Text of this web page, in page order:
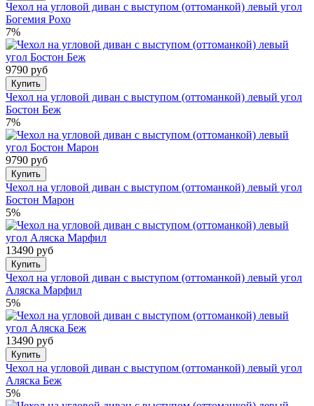
Чехол на угловой диван с выступом (оттоманкой) левый угол
Богемия Рохо
7%
9790 руб
Купить
Чехол на угловой диван с выступом (оттоманкой) левый угол
Бостон Беж
7%
9790 руб
Купить
Чехол на угловой диван с выступом (оттоманкой) левый угол
Бостон Марон
5%
13490 руб
Купить
Чехол на угловой диван с выступом (оттоманкой) левый угол
Аляска Марфил
5%
13490 руб
Купить
Чехол на угловой диван с выступом (оттоманкой) левый угол
Аляска Беж
5%